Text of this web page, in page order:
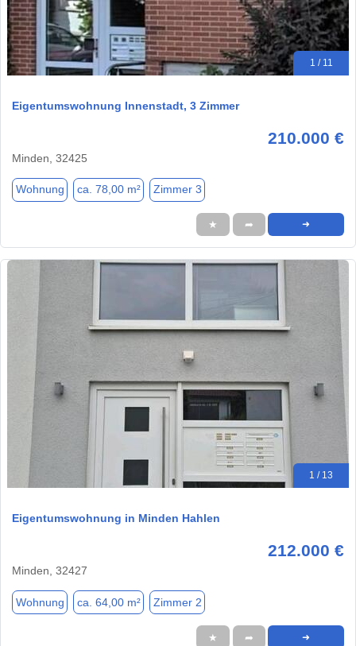
1 / 11
Eigentumswohnung Innenstadt, 3 Zimmer
210.000 €
Minden, 32425
Wohnung ca. 78,00 m² Zimmer 3
★ ➦ ➜
1 / 13
Eigentumswohnung in Minden Hahlen
212.000 €
Minden, 32427
Wohnung ca. 64,00 m² Zimmer 2
★ ➦ ➜